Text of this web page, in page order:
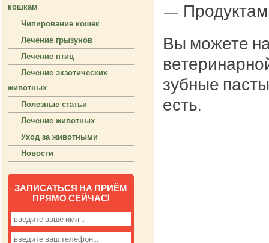
—
Вы можете
зубные
есть.
кошкам
Чипирование кошек
Лечение грызунов
Лечение птиц
Лечение экзотических
животных
Полезные статьи
Лечение животных
Уход за животными
Новости
ЗАПИСАТЬСЯ НА ПРИЁМ
ПРЯМО СЕЙЧАС!